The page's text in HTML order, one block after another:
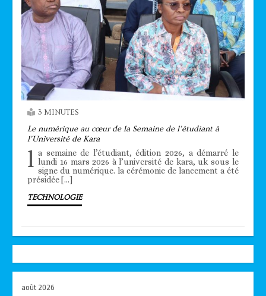
3 MINUTES
Le numérique au cœur de la Semaine de l’étudiant à
l’Université de Kara
l a semaine de l’étudiant, édition 2026, a démarré le
lundi 16 mars 2026 à l’université de kara, uk sous le
signe du numérique. la cérémonie de lancement a été
présidée […]
TECHNOLOGIE
août 2026